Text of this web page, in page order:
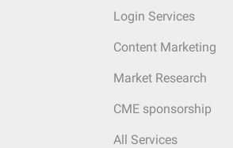
Login Services
Content Marketing
Market Research
CME sponsorship
All Services